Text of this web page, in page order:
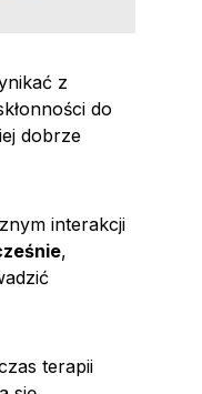
z
do
dobrze
interakcji
,
terapii